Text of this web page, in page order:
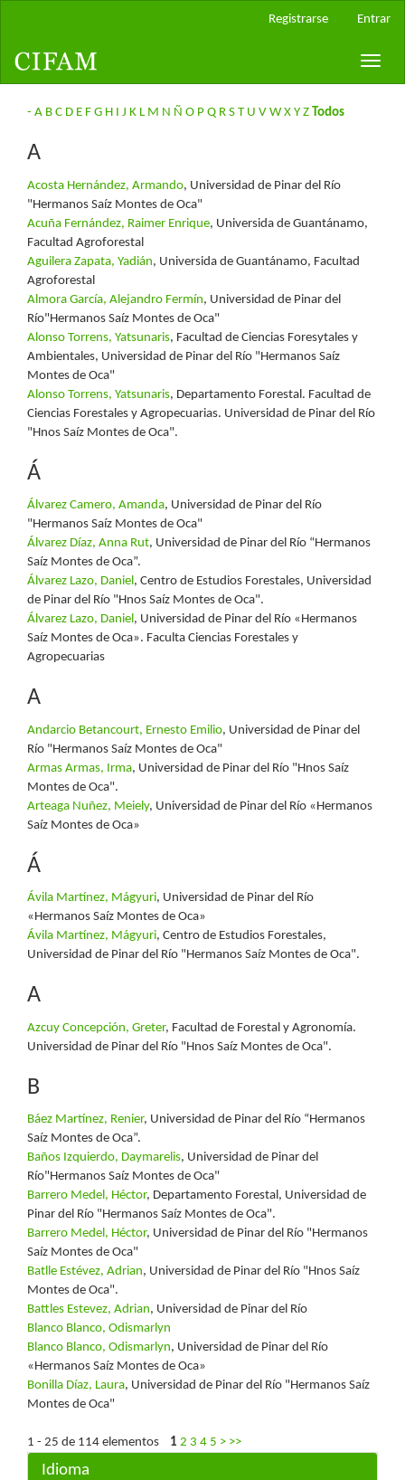
principal
Barra
Registrarse Entrar
Toggle
- A B C D E F G H I J K L M N Ñ O P Q R S T U V W X Y Z Todos
A
Acosta Hernández, Armando, Universidad de Pinar del Río
"Hermanos Saíz Montes de Oca"
Acuña Fernández, Raimer Enrique, Universida de Guantánamo,
Facultad Agroforestal
Aguilera Zapata, Yadián, Universida de Guantánamo, Facultad
Agroforestal
Almora García, Alejandro Fermín, Universidad de Pinar del
Río"Hermanos Saíz Montes de Oca"
Alonso Torrens, Yatsunaris, Facultad de Ciencias Foresytales y
Ambientales, Universidad de Pinar del Río "Hermanos Saíz
Montes de Oca"
Alonso Torrens, Yatsunaris, Departamento Forestal. Facultad de
Ciencias Forestales y Agropecuarias. Universidad de Pinar del Río
"Hnos Saíz Montes de Oca".
Á
Álvarez Camero, Amanda, Universidad de Pinar del Río
"Hermanos Saíz Montes de Oca"
Álvarez Díaz, Anna Rut, Universidad de Pinar del Río “Hermanos
Saíz Montes de Oca”.
Álvarez Lazo, Daniel, Centro de Estudios Forestales, Universidad
de Pinar del Río "Hnos Saíz Montes de Oca".
Álvarez Lazo, Daniel, Universidad de Pinar del Río «Hermanos
Saíz Montes de Oca». Faculta Ciencias Forestales y
Agropecuarias
A
Andarcio Betancourt, Ernesto Emilio, Universidad de Pinar del
Río "Hermanos Saíz Montes de Oca"
Armas Armas, Irma, Universidad de Pinar del Río "Hnos Saíz
Montes de Oca".
Arteaga Nuñez, Meiely, Universidad de Pinar del Río «Hermanos
Saíz Montes de Oca»
Á
Ávila Martínez, Mágyuri, Universidad de Pinar del Río
«Hermanos Saíz Montes de Oca»
Ávila Martínez, Mágyuri, Centro de Estudios Forestales,
Universidad de Pinar del Río "Hermanos Saíz Montes de Oca".
A
Azcuy Concepción, Greter, Facultad de Forestal y Agronomía.
Universidad de Pinar del Río "Hnos Saíz Montes de Oca".
B
Báez Martínez, Renier, Universidad de Pinar del Río “Hermanos
Saíz Montes de Oca”.
Baños Izquierdo, Daymarelis, Universidad de Pinar del
Río"Hermanos Saíz Montes de Oca"
Barrero Medel, Héctor, Departamento Forestal, Universidad de
Pinar del Río "Hermanos Saíz Montes de Oca".
Barrero Medel, Héctor, Universidad de Pinar del Río "Hermanos
Saíz Montes de Oca"
Batlle Estévez, Adrian, Universidad de Pinar del Río "Hnos Saíz
Montes de Oca".
Battles Estevez, Adrian, Universidad de Pinar del Río
Blanco Blanco, Odismarlyn
Blanco Blanco, Odismarlyn, Universidad de Pinar del Río
«Hermanos Saíz Montes de Oca»
Bonilla Díaz, Laura, Universidad de Pinar del Río "Hermanos Saíz
Montes de Oca"
1 - 25 de 114 elementos 1 2 3 4 5 > >>
Idioma